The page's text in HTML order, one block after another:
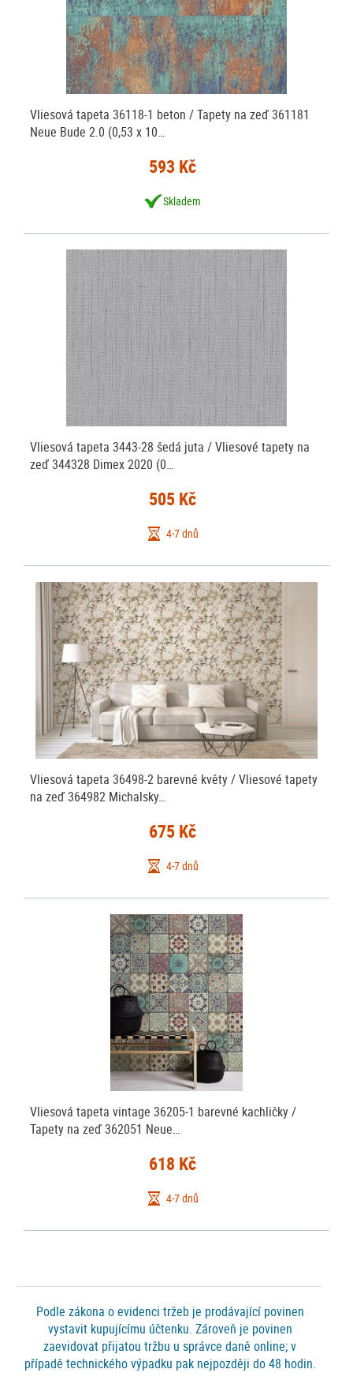
Vliesová tapeta 36118-1 beton / Tapety na zeď 361181
Neue Bude 2.0 (0,53 x 10…
593 Kč
Skladem
Vliesová tapeta 3443-28 šedá juta / Vliesové tapety na
zeď 344328 Dimex 2020 (0…
505 Kč
4-7 dnů
Vliesová tapeta 36498-2 barevné květy / Vliesové tapety
na zeď 364982 Michalsky…
675 Kč
4-7 dnů
Vliesová tapeta vintage 36205-1 barevné kachličky /
Tapety na zeď 362051 Neue…
618 Kč
4-7 dnů
Podle zákona o evidenci tržeb je prodávající povinen
vystavit kupujícímu účtenku. Zároveň je povinen
zaevidovat přijatou tržbu u správce daně online; v
případě technického výpadku pak nejpozději do 48 hodin.